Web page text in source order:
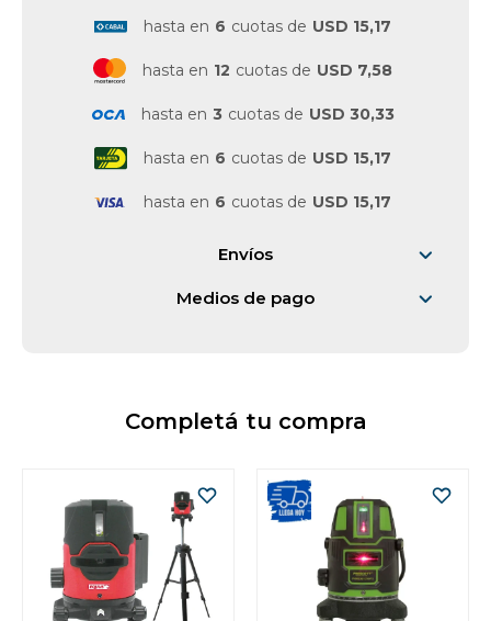
hasta en 6 cuotas de USD 15,17
hasta en 12 cuotas de USD 7,58
hasta en 3 cuotas de USD 30,33
hasta en 6 cuotas de USD 15,17
hasta en 6 cuotas de USD 15,17
Envíos
Medios de pago
Completá tu compra